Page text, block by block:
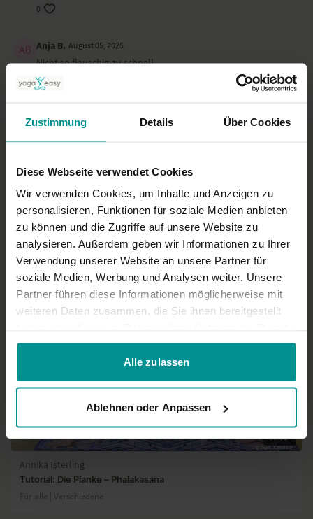
Zustimmung Details Über Cookies
Diese Webseite verwendet Cookies
Wir verwenden Cookies, um Inhalte und Anzeigen zu
personalisieren, Funktionen für soziale Medien anbieten
zu können und die Zugriffe auf unsere Website zu
analysieren. Außerdem geben wir Informationen zu Ihrer
Verwendung unserer Website an unsere Partner für
soziale Medien, Werbung und Analysen weiter. Unsere
Partner führen diese Informationen möglicherweise mit
weiteren Daten zusammen, die Sie ihnen bereitgestellt
gesammelt haben.
Alle zulassen
Ablehnen oder Anpassen
0
Anja B. August 05, 2025
Nicht so flauschig-zu schnell
0
Jasmin B. April 24, 2025
0
Mehr laden
Ähnliche Videos
03:31
Annika Isterling
Tutorial: Die Planke – Phalakasana
Für alle | Verschiedene